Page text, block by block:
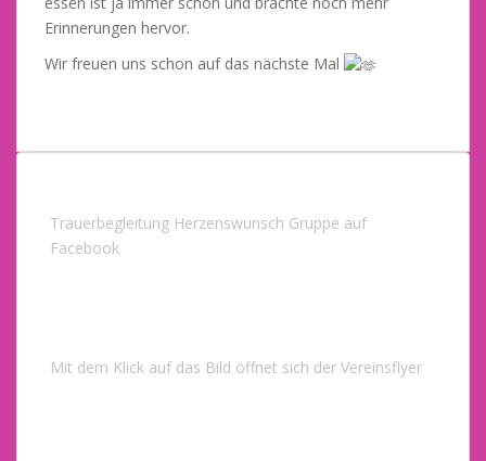
Erinnerungen hervor.
Wir freuen uns schon auf das nächste Mal
Trauerbegleitung Herzenswunsch Gruppe auf
Facebook
Mit dem Klick auf das Bild öffnet sich der Vereinsflyer